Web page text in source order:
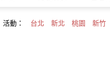
活動： 台北 新北 桃園 新竹